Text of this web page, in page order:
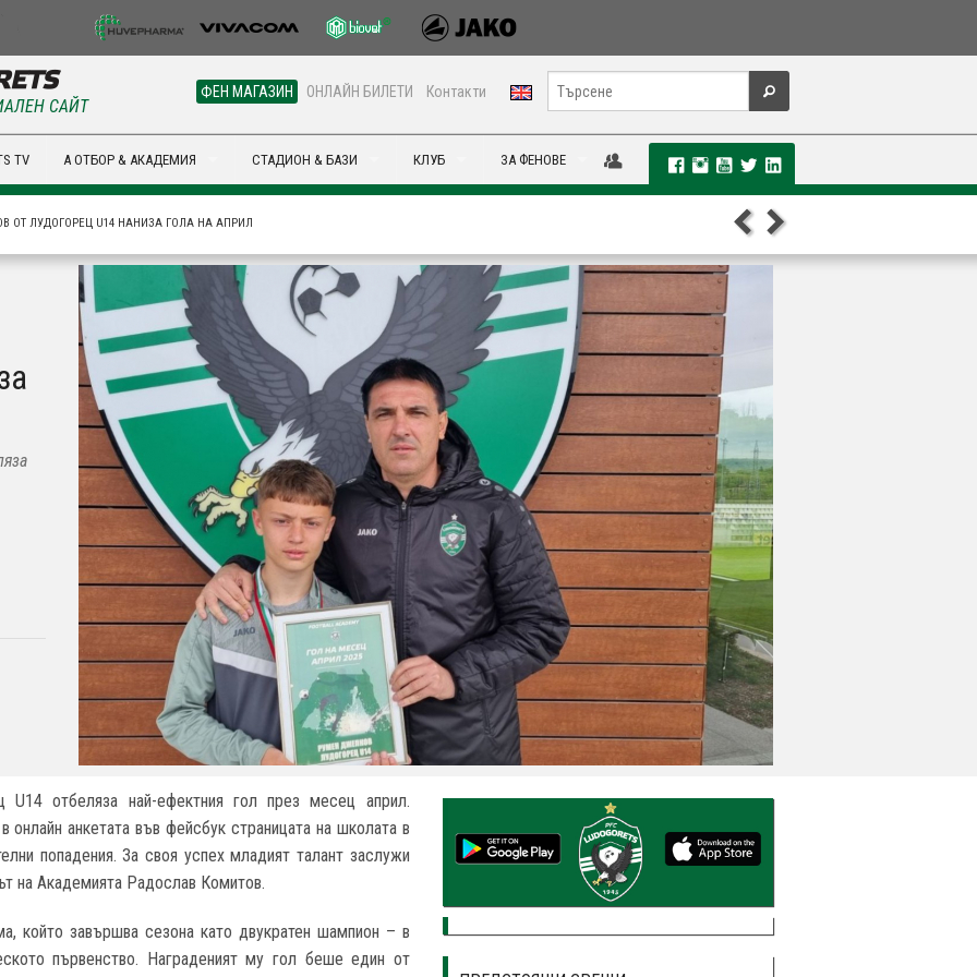
ФЕН МАГАЗИН ОНЛАЙН БИЛЕТИ Контакти
САЙТ
TV А ОТБОР & АКАДЕМИЯ СТАДИОН & БАЗИ КЛУБ ЗА ФЕНОВЕ
ОТ ЛУДОГОРЕЦ U14 НАНИЗА ГОЛА НА АПРИЛ
U14отбеляза най-ефектния гол през месец април.
анкетата във фейсбук страницата на школата в
попадения. За своя успех младият талант заслужи
на Академията Радослав Комитов.
който завършва сезона като двукратен шампион – в
първенство. Награденият му гол беше един от